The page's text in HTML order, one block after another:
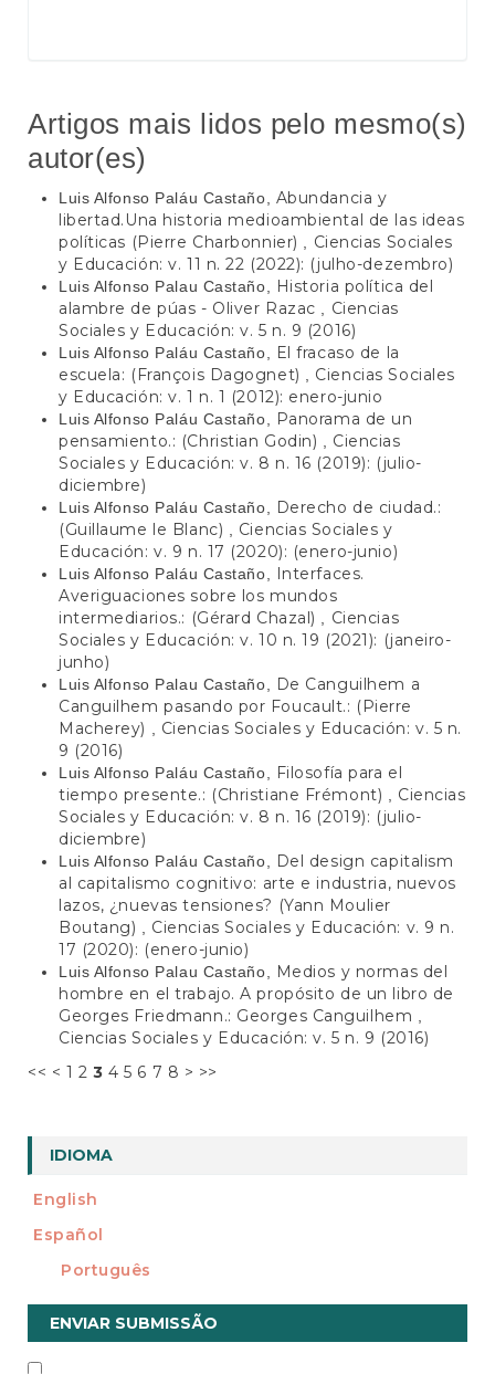
Artigos mais lidos pelo mesmo(s)
autor(es)
Luis Alfonso Paláu Castaño, Abundancia y
libertad.Una historia medioambiental de las ideas
políticas (Pierre Charbonnier) , Ciencias Sociales
y Educación: v. 11 n. 22 (2022): (julho-dezembro)
Luis Alfonso Palau Castaño, Historia política del
alambre de púas - Oliver Razac , Ciencias
Sociales y Educación: v. 5 n. 9 (2016)
Luis Alfonso Paláu Castaño, El fracaso de la
escuela: (François Dagognet) , Ciencias Sociales
y Educación: v. 1 n. 1 (2012): enero-junio
Luis Alfonso Paláu Castaño, Panorama de un
pensamiento.: (Christian Godin) , Ciencias
Sociales y Educación: v. 8 n. 16 (2019): (julio-
diciembre)
Luis Alfonso Paláu Castaño, Derecho de ciudad.:
(Guillaume le Blanc) , Ciencias Sociales y
Educación: v. 9 n. 17 (2020): (enero-junio)
Luis Alfonso Paláu Castaño,
Interfaces.
Averiguaciones sobre los mundos
intermediarios.: (Gérard Chazal) , Ciencias
Sociales y Educación: v. 10 n. 19 (2021): (janeiro-
junho)
Luis Alfonso Palau Castaño, De Canguilhem a
Canguilhem pasando por Foucault.: (Pierre
Macherey) , Ciencias Sociales y Educación: v. 5 n.
9 (2016)
Luis Alfonso Paláu Castaño, Filosofía para el
tiempo presente.: (Christiane Frémont) , Ciencias
Sociales y Educación: v. 8 n. 16 (2019): (julio-
diciembre)
Luis Alfonso Paláu Castaño, Del design capitalism
al capitalismo cognitivo: arte e industria, nuevos
lazos, ¿nuevas tensiones? (Yann Moulier
Boutang) , Ciencias Sociales y Educación: v. 9 n.
17 (2020): (enero-junio)
Luis Alfonso Palau Castaño, Medios y normas del
hombre en el trabajo. A propósito de un libro de
Georges Friedmann.: Georges Canguilhem ,
Ciencias Sociales y Educación: v. 5 n. 9 (2016)
<< < 1 2 3 4 5 6 7 8 > >>
IDIOMA
English
Español
Português
Enviar
Submissão
ENVIAR SUBMISSÃO